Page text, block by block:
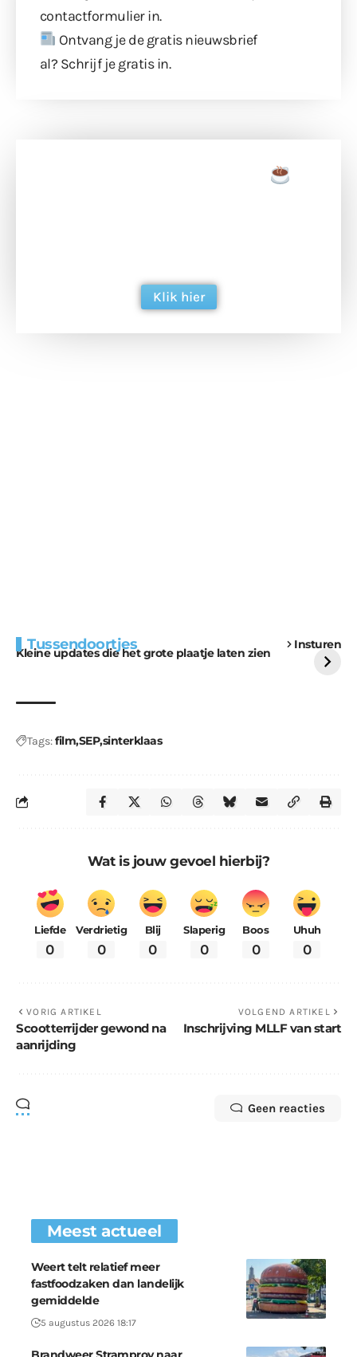
contactformulierin.
Ontvang je de gratis nieuwsbrief
al? Schrijf je gratis in.
Klik hier
Tussendoortjes Insturen
Kleine updates die het grote plaatje laten zien
voor kabouters
uitdaging
Tags:filmSEPsinterklaas
Wat is jouw gevoel hierbij?
Liefde
0
Verdrietig
0
Blij
0
Slaperig
0
Boos
0
Uhuh
0
VORIG ARTIKEL
Scootterrijder gewond na
aanrijding
VOLGEND ARTIKEL
Inschrijving MLLF van start
Geen reacties
Meest actueel
Weert telt relatief meer
fastfoodzaken dan landelijk
gemiddelde
5 augustus 2026 18:17